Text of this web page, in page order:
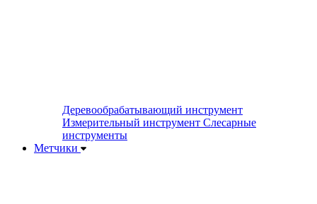
Деревообрабатывающий инструмент
Измерительный инструмент Слесарные
инструменты
Метчики